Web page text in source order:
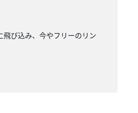
び込み、今やフリーのリン